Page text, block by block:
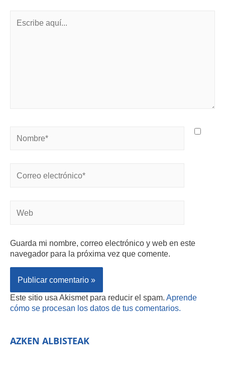
Guarda mi nombre, correo electrónico y web en este
navegador para la próxima vez que comente.
Este sitio usa Akismet para reducir el spam. Aprende
cómo se procesan los datos de tus comentarios.
AZKEN ALBISTEAK